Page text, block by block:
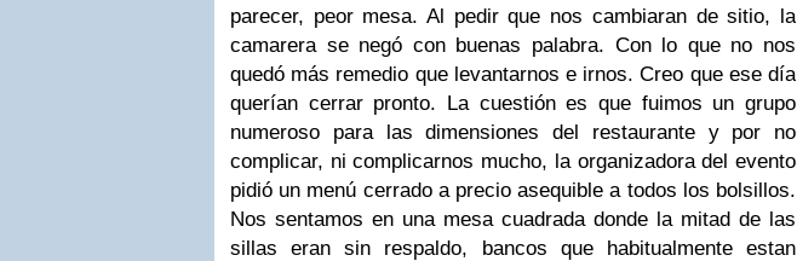
parecer, peor mesa. Al pedir que nos cambiaran de sitio, la
camarera se negó con buenas palabra. Con lo que no nos
quedó más remedio que levantarnos e irnos. Creo que ese día
querían cerrar pronto. La cuestión es que fuimos un grupo
numeroso para las dimensiones del restaurante y por no
complicar, ni complicarnos mucho, la organizadora del evento
pidió un menú cerrado a precio asequible a todos los bolsillos.
Nos sentamos en una mesa cuadrada donde la mitad de las
sillas eran sin respaldo, bancos que habitualmente estan